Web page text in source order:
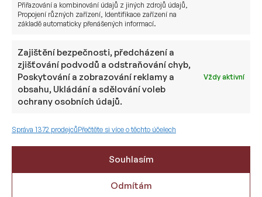
Přiřazování a kombinování údajů z jiných zdrojů údajů,
Propojení různých zařízení, Identifikace zařízení na
základě automaticky přenášených informací.
Zajištění bezpečnosti, předcházení a
zjišťování podvodů a odstraňování chyb,
Poskytování a zobrazování reklamy a
obsahu, Ukládání a sdělování voleb
ochrany osobních údajů.
Vždy aktivní
Správa 1372 prodejcůPřečtěte si více o těchto účelech
Souhlasím
Odmítám
Bezpečný přístav v nejistém
světě: Proč česká banka nestačí
17. 2. 2026